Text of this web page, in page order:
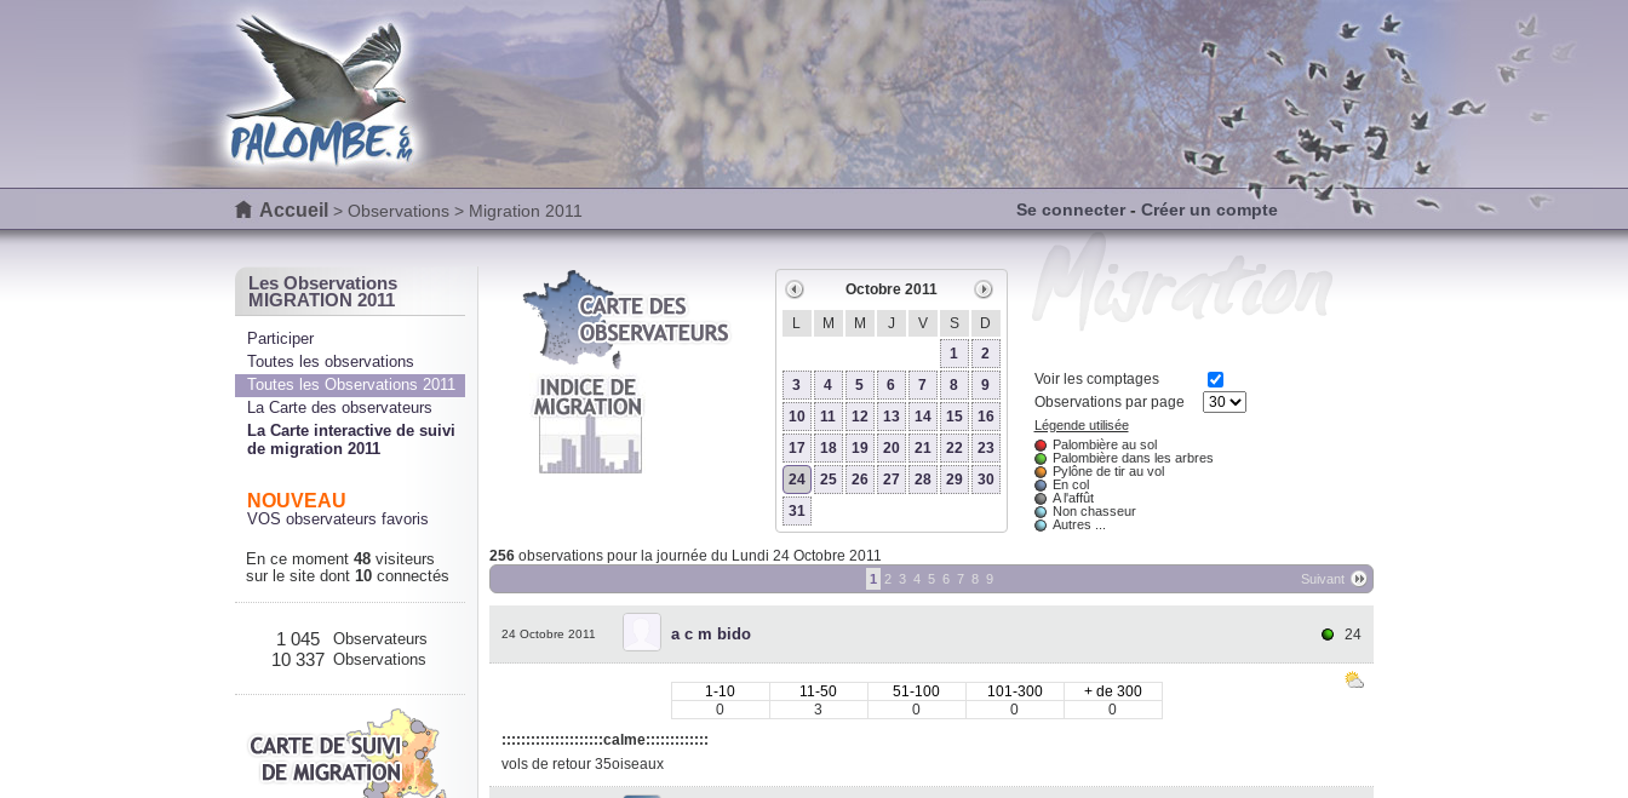
Accueil > Observations> Migration 2011 Se connecter- Créer un compte
Les Observations
MIGRATION 2011
Participer
Toutes les observations
Toutes les Observations 2011
La Carte des observateurs
La Carte interactive de suivi
de migration 2011
NOUVEAU
VOS observateurs favoris
En ce moment 48visiteurs
sur le site dont 10connectés
1 045 Observateurs
10 337 Observations
Octobre 2011
L
M M J V S
D
1
2
3
4 5 6 7 8
9
10
11 12 13 14 15
16
17
18 19 20 21 22
23
24
25 26 27 28 29
30
31
Voir les comptages
Observations par page
Légende utilisée
Palombière au sol
Palombière dans les arbres
Pylône de tir au vol
En col
A l'affût
Non chasseur
Autres ...
256observations pour la journée du Lundi 24 Octobre 2011
Suivant
1 2 3 4 5 6 7 8 9
24 Octobre 2011 a c m bido 24
1-10 11-50 51-100 101-300
+ de 300
0
3 0 0
0
:::::::::::::::::::::calme:::::::::::::
vols de retour 35oiseaux